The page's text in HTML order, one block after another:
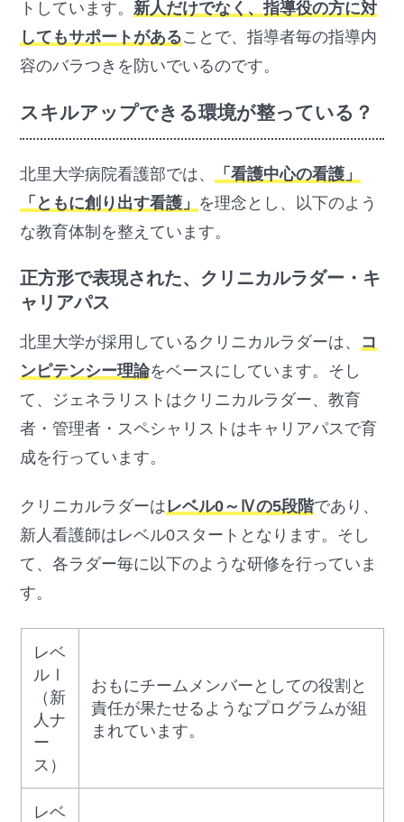
トしています。 新人だけでなく、指導役の方に対
してもサポートがあることで、指導者毎の指導内
容のバラつきを防いでいるのです。
スキルアップできる環境が整っている？
北里大学病院看護部では、
「看護中心の看護」
「ともに創り出す看護」 を理念とし、以下のよう
な教育体制を整えています。
正方形で表現された、クリニカルラダー・キ
ャリアパス
北里大学が採用しているクリニカルラダーは、 コ
ンピテンシー理論をベースにしています。そし
て、ジェネラリストはクリニカルラダー、教育
者・管理者・スペシャリストはキャリアパスで育
成を行っています。
クリニカルラダーはレベル0～Ⅳの5段階であり、
新人看護師はレベル0スタートとなります。そし
て、各ラダー毎に以下のような研修を行っていま
す。
レベ
ルⅠ
（新
人ナ
ー
ス）
おもにチームメンバーとしての役割と
責任が果たせるようなプログラムが組
まれています。
レベ